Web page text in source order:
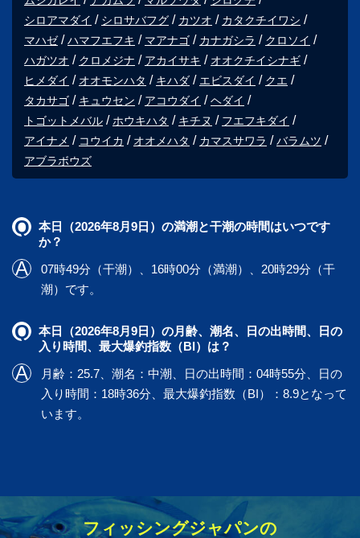
シロアマダイ
シロサバフグ カツオ
カタクチイワシ
マハゼ
ハマフエフキ マアナゴ カナガシラ
クロソイ
ハガツオ
クロメジナ アカイサキ
オオクチイシナギ
ヒメダイ
オオモンハタ キハダ エビスダイ
クエ
タカサゴ
キュウセン アコウダイ
ヘダイ
トゴットメバル
ホウキハタ キチヌ
フエフキダイ
アイナメ
コウイカ オオメハタ カマスサワラ
バラムツ
アブラボウズ
本日（2026年8月9日）の満潮と干潮の時間はいつです
か？
07時49分（干潮）、16時00分（満潮）、20時29分（干
潮）です。
本日（2026年8月9日）の月齢、潮名、日の出時間、日の
入り時間、最大爆釣指数（BI）は？
月齢：25.7、潮名：中潮、日の出時間：04時55分、日の
入り時間：18時36分、最大爆釣指数（BI）：8.9となって
います。
フィッシングジャパンの